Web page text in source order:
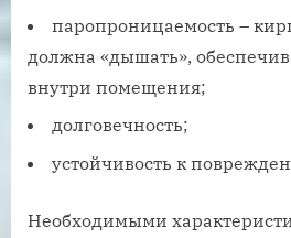
паропроницаемость –
должна «дышать»,
внутри помещения;
долговечность;
устойчивость к
Необходимыми